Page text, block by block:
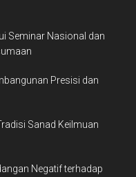
Seminar Nasional dan
Presisi dan
Sanad Keilmuan
Negatif terhadap